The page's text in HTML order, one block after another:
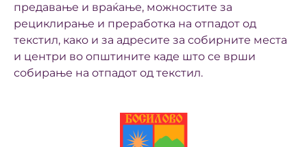
предавање и враќање, можностите за
рециклирање и преработка на отпадот од
текстил, како и за адресите за собирните места
и центри во општините каде што се врши
собирање на отпадот од текстил.